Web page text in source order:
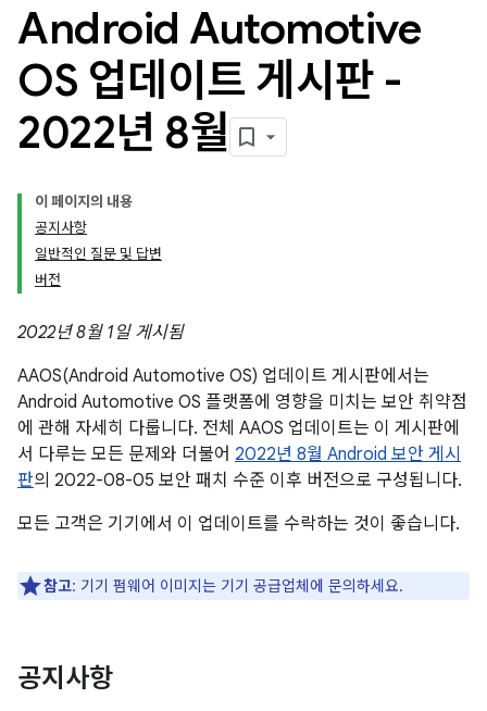
Android Automotive
OS 업데이트 게시판 -
2022년 8월
이 페이지의 내용
공지사항
일반적인 질문 및 답변
버전
2022년 8월 1일 게시됨
AAOS(Android Automotive OS) 업데이트 게시판에서는
Android Automotive OS 플랫폼에 영향을 미치는 보안 취약점
에 관해 자세히 다룹니다. 전체 AAOS 업데이트는 이 게시판에
서 다루는 모든 문제와 더불어 2022년 8월 Android 보안 게시
판의 2022-08-05 보안 패치 수준 이후 버전으로 구성됩니다.
모든 고객은 기기에서 이 업데이트를 수락하는 것이 좋습니다.
참고: 기기 펌웨어 이미지는 기기 공급업체에 문의하세요.
공지사항